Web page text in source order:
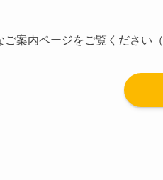
案内ページをご覧ください